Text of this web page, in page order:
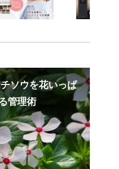
ソウを花いっぱ
管理術